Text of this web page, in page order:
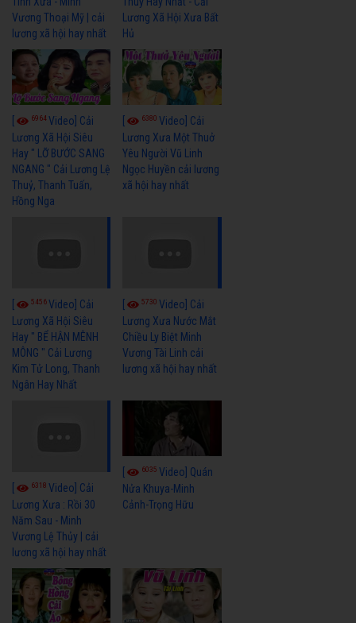
Vương Thoại Mỹ | cải
lương xã hội hay nhất
Lương Xã Hội Xưa Bất
Hủ
6964Video] Cải
Lương Xã Hội Siêu
Hay " LỠ BƯỚC SANG
NGANG " Cải Lương Lệ
Thuỷ, Thanh Tuấn,
Hồng Nga
6380Video] Cải
Lương Xưa Một Thuở
Yêu Người Vũ Linh
Ngọc Huyền cải lương
xã hội hay nhất
5456Video] Cải
Lương Xã Hội Siêu
Hay " BỂ HẬN MÊNH
MÔNG " Cải Lương
Kim Tử Long, Thanh
Ngân Hay Nhất
5730Video] Cải
Lương Xưa Nước Mắt
Chiều Ly Biệt Minh
Vương Tài Linh cải
lương xã hội hay nhất
6318 Video] Cải
Lương Xưa : Rồi 30
Năm Sau - Minh
Vương Lệ Thủy | cải
lương xã hội hay nhất
6035Video] Quán
Nửa Khuya-Minh
Cảnh-Trọng Hữu